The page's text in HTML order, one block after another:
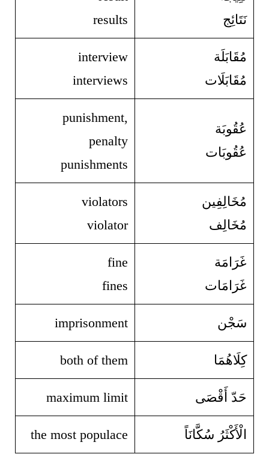
نَتَائِج
results
مُقَابَلَة
مُقَابَلَات
interview
interviews
عُقُوبَة
عُقُوبَات
punishment,
penalty
punishments
مُخَالِفِين
مُخَالِف
violators
violator
غَرَامَة
غَرَامَات
fine
fines
سَجْن imprisonment
كِلَاهُمَا both of them
حَدّ أَقْصَى maximum limit
الْأَكْثَرُ سُكَّانَاً the most populace